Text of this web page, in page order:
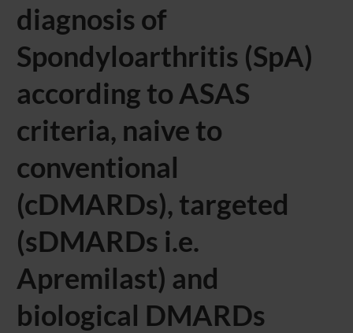
diagnosis of
Spondyloarthritis (SpA)
according to ASAS
criteria, naive to
conventional
(cDMARDs), targeted
(sDMARDs i.e.
Apremilast) and
biological DMARDs